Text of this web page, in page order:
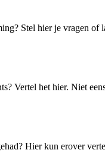
Stel hier je vragen of
Vertel het hier. Niet
Hier kun erover